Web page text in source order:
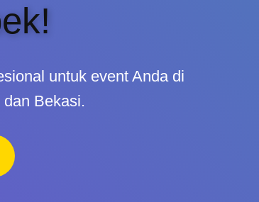
untuk event Anda di
Bekasi.